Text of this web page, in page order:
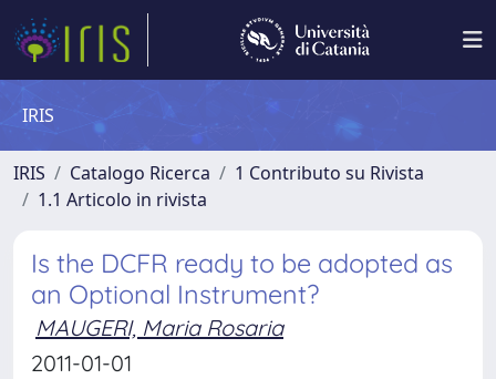
IRIS
IRIS Catalogo Ricerca
1 Contributo su Rivista
1.1 Articolo in rivista
Is the DCFR ready to be adopted as
an Optional Instrument?
MAUGERI, Maria Rosaria
2011-01-01